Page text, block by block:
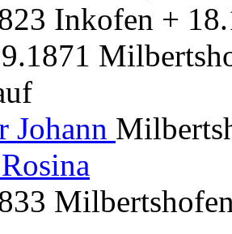
Inkofen +
Johann